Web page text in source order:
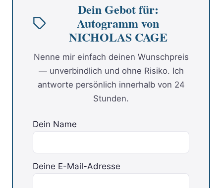
Dein Gebot für:
Autogramm von
NICHOLAS CAGE
Nenne mir einfach deinen Wunschpreis
— unverbindlich und ohne Risiko. Ich
antworte persönlich innerhalb von 24
Stunden.
Dein Name
Deine E-Mail-Adresse